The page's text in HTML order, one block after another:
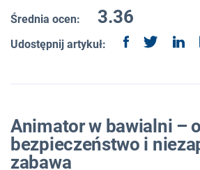
Średnia ocen: 3.36
Udostępnij artykuł:
Animator w bawialni –
bezpieczeństwo i
zabawa